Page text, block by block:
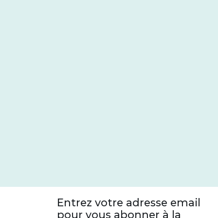
Entrez votre adresse email
pour vous abonner à la